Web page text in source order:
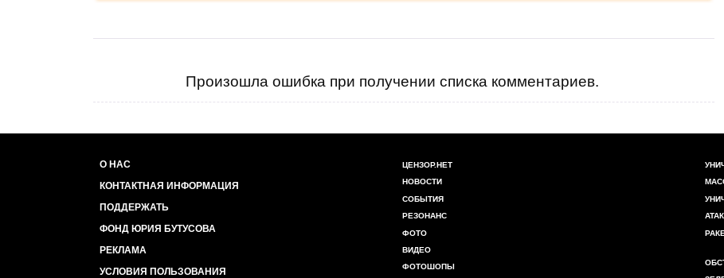
Произошла ошибка при получении списка комментариев.
О НАС
КОНТАКТНАЯ ИНФОРМАЦИЯ
ПОДДЕРЖАТЬ
ФОНД ЮРИЯ БУТУСОВА
РЕКЛАМА
УСЛОВИЯ ПОЛЬЗОВАНИЯ
ЦЕНЗОР.НЕТ
НОВОСТИ
СОБЫТИЯ
РЕЗОНАНС
ФОТО
ВИДЕО
ФОТОШОПЫ